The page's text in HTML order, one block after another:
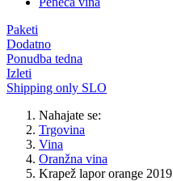
Paketi
Dodatno
Ponudba tedna
Izleti
Shipping only SLO
Nahajate se:
Trgovina
Vina
Oranžna vina
Krapež lapor orange 2019